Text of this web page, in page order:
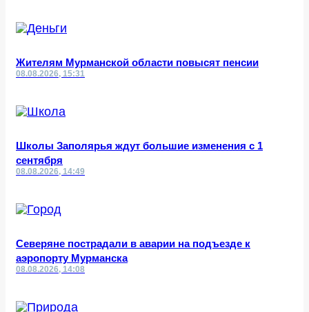
Жителям Мурманской области повысят пенсии
08.08.2026, 15:31
Школы Заполярья ждут большие изменения с 1
сентября
08.08.2026, 14:49
Северяне пострадали в аварии на подъезде к
аэропорту Мурманска
08.08.2026, 14:08